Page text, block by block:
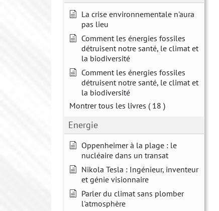
La crise environnementale n'aura
pas lieu
Comment les énergies fossiles
détruisent notre santé, le climat et
la biodiversité
Comment les énergies fossiles
détruisent notre santé, le climat et
la biodiversité
Montrer tous les livres ( 18 )
Energie
Oppenheimer à la plage : le
nucléaire dans un transat
Nikola Tesla : Ingénieur, inventeur
et génie visionnaire
Parler du climat sans plomber
l'atmosphère